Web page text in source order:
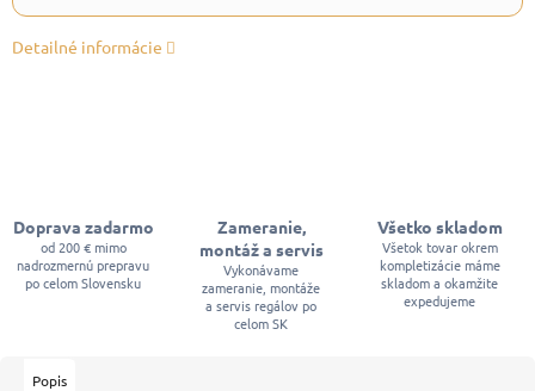
Detailné informácie
Doprava zadarmo
od 200 € mimo
nadrozmernú prepravu
po celom Slovensku
Zameranie,
montáž a servis
Vykonávame
zameranie, montáže
a servis regálov po
celom SK
Všetko skladom
Všetok tovar okrem
kompletizácie máme
skladom a okamžite
expedujeme
Popis